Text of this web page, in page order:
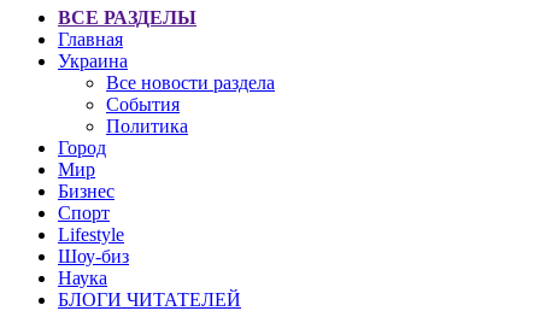
ВСЕ РАЗДЕЛЫ
Главная
Украина
Все новости раздела
События
Политика
Город
Мир
Бизнес
Спорт
Lifestyle
Шоу-биз
Наука
БЛОГИ ЧИТАТЕЛЕЙ